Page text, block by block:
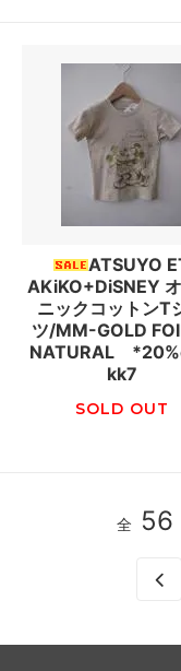
ATSUYO
AKiKO+DiSNEY
ニックコットンT
ツ/MM-GOLD
NATURAL
kk7
SOLD OUT
全 56